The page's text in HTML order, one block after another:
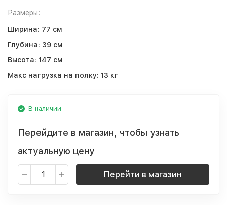
Размеры:
Ширина: 77 см
Глубина: 39 см
Высота: 147 см
Макс нагрузка на полку: 13 кг
В наличии
Перейдите в магазин, чтобы узнать
актуальную цену
Перейти в магазин